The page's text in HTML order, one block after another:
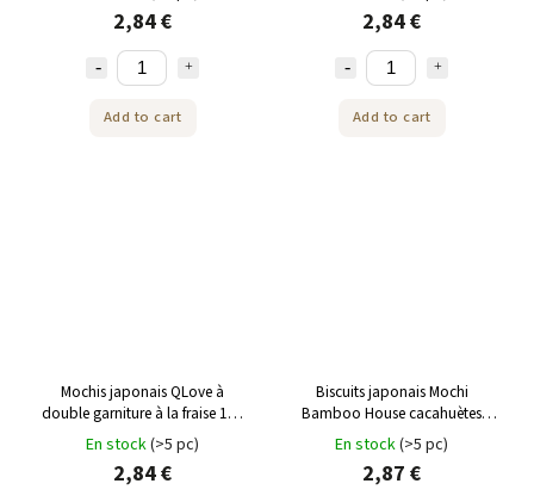
2,84 €
Add to cart
2,84 €
Add to cart
Mochis japonais QLove à
double garniture à la fraise 180
g
En stock(>5 pc)
2,84 €
Biscuits japonais Mochi
Bamboo House cacahuètes
210g
En stock(>5 pc)
2,87 €